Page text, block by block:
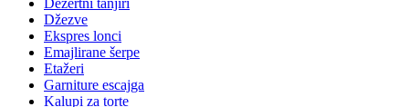
Džezve
Ekspres lonci
Emajlirane šerpe
Etažeri
Garniture escajga
Kalupi za torte